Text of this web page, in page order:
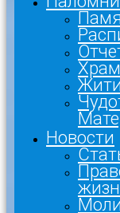
Новости